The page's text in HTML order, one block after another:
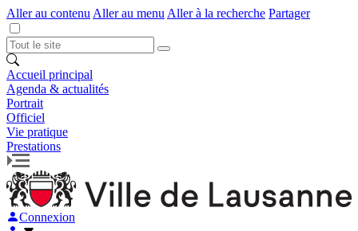
Aller au contenu Aller au menu Aller à la recherche Partager
Accueil principal
Agenda & actualités
Portrait
Officiel
Vie pratique
Prestations
Connexion